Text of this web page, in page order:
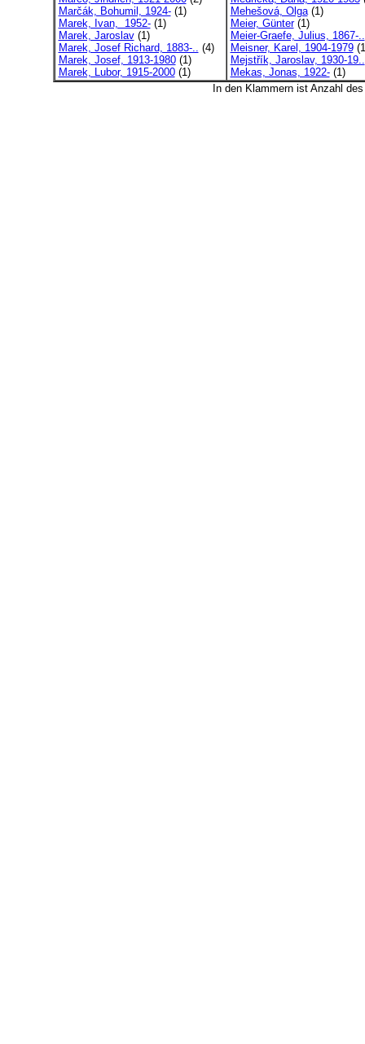
Marčák, Bohumil, 1924-(1)
Marek, Ivan, 1952-(1)
Marek, Jaroslav(1)
Marek, Josef Richard, 1883-.. (4)
Marek, Josef, 1913-1980(1)
Marek, Lubor, 1915-2000(1)
Mehešová, Olga(1)
Meier, Günter(1)
Meier-Graefe, Julius, 1867-..
Meisner, Karel, 1904-1979
Mejstřík, Jaroslav, 1930-19..
Mekas, Jonas, 1922-(1)
In den Klammern ist Anzahl